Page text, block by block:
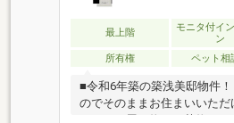
電子錠・宅配ボックス～設
器洗い乾燥機・３口ガラス
水式床暖房・複層ガラス・
乾燥機 等
最上階
モニタ付イ
ン
所有権 ペット相
■令和6年築の築浅美邸物件
のでそのままお住まいいただ
るのでお履き物やお荷物も